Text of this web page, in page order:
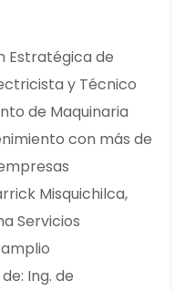
Estratégica de
y Técnico
de Maquinaria
con más de
Misquichilca,
Servicios
Ing. de